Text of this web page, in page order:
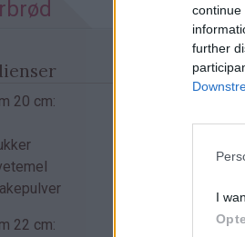
continue
further
I
20 cm:
22 cm: